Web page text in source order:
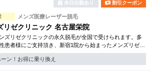
本日出勤あり 割引クーポン
メンズ医療レーザー脱毛
リゼクリニック 名古屋栄院
ズリゼクリニックの永久脱毛が全国で受けられます。多
患者様にご支持頂き、新宿1院から始まったメンズリゼク
が、現在では提携院含め全国10院を展開するクリニック
した。
ン！お得に乗り換え